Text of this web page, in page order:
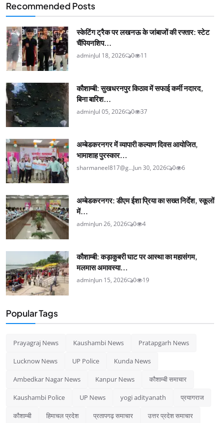
Recommended Posts
स्केटिंग ट्रैक पर लखनऊ के जांबाजों की रफ्तार: स्टेट
चैंपियनशिप...
adminJul 18, 2026 0 11
कौशाम्बी: सुखधरनपुर किठाव में सफाई कर्मी नदारद,
बिना बारिश...
adminJul 05, 2026 0 37
अम्बेडकरनगर में व्यापारी कल्याण दिवस आयोजित,
भामाशाह पुरस्कार...
sharmaneel817@g...Jun 30, 2026 0 6
अम्बेडकरनगर: डीएम ईशा प्रिया का सख्त निर्देश, स्कूलों
में...
adminJun 26, 2026 0 4
कौशाम्बी: कड़ाकुबरी घाट पर आस्था का महासंगम,
मलमास अमावस्या...
adminJun 15, 2026 0 19
Popular Tags
Prayagraj News Kaushambi News Pratapgarh News
Lucknow News UP Police Kunda News
Ambedkar Nagar News Kanpur News कौशाम्बी समाचार
Kaushambi Police UP News yogi adityanath प्रयागराज
कौशाम्बी हिमाचल प्रदेश प्रतापगढ़ समाचार उत्तर प्रदेश समाचार